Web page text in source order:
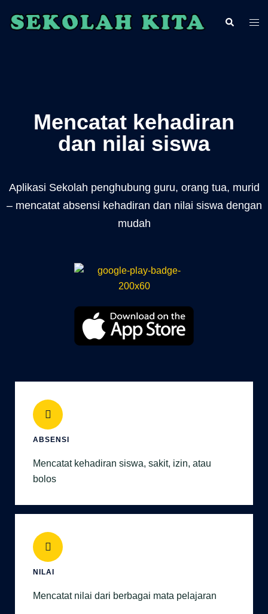
Mencatat kehadiran
dan nilai siswa
Aplikasi Sekolah penghubung guru, orang tua, murid
– mencatat absensi kehadiran dan nilai siswa dengan
mudah
ABSENSI
Mencatat kehadiran siswa, sakit, izin, atau
bolos
NILAI
Mencatat nilai dari berbagai mata pelajaran